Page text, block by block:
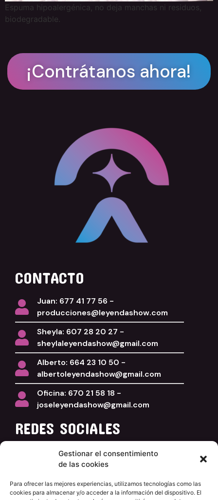
Gestionar el consentimiento
de las cookies
Para ofrecer las mejores experiencias, utilizamos tecnologías como las
cookies para almacenar y/o acceder a la información del dispositivo. El
Espuma hipoalergénica, no deja manchas ni residuos,
biodegradable.
¡Contrátanos ahora!
CONTACTO
Juan: 677 41 77 56 -
producciones@leyendashow.com
Sheyla: 607 28 20 27 -
sheylaleyendashow@gmail.com
Alberto: 664 23 10 50 -
albertoleyendashow@gmail.com
Oficina: 670 21 58 18 -
joseleyendashow@gmail.com
REDES SOCIALES
Facebook
Instagram
YouTube